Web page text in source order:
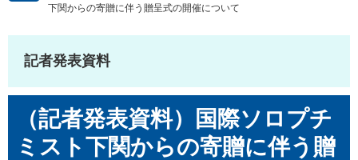
下関からの寄贈に伴う贈呈式の開催について
記者発表資料
（記者発表資料）国際ソロプチ
ミスト下関からの寄贈に伴う贈